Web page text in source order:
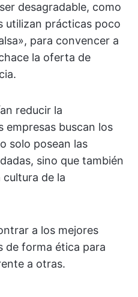
desagradable, como
utilizan prácticas poco
para convencer a
la oferta de
reducir la
empresas buscan los
solo posean las
sino que también
cultura de la
a los mejores
de forma ética para
a otras.